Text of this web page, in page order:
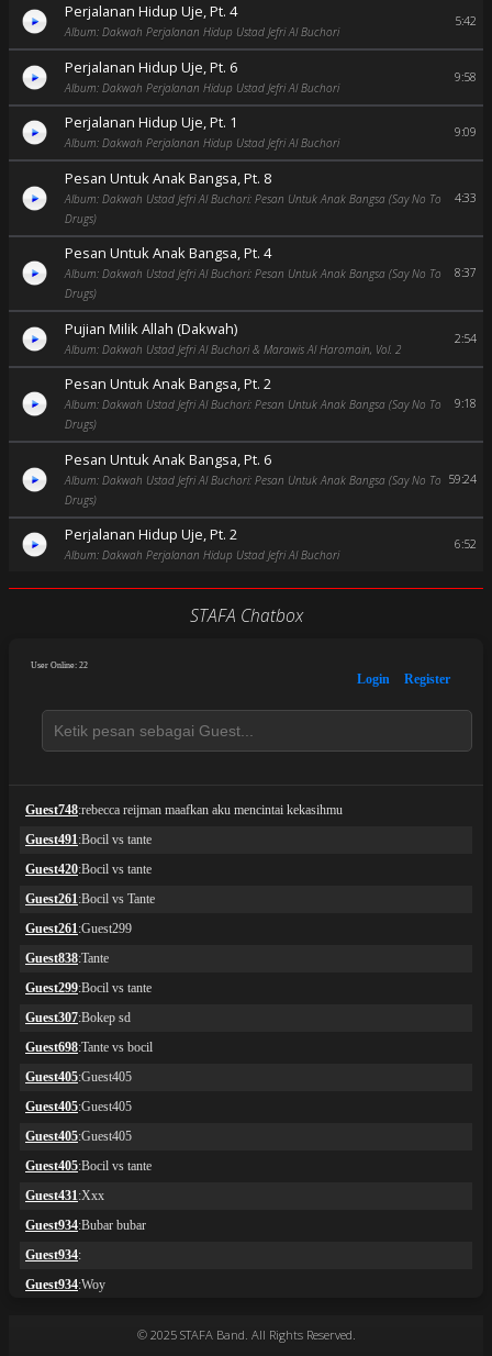
Perjalanan Hidup Uje, Pt. 4
Album: Dakwah Perjalanan Hidup Ustad Jefri Al Buchori
5:42
Perjalanan Hidup Uje, Pt. 6
Album: Dakwah Perjalanan Hidup Ustad Jefri Al Buchori
9:58
Perjalanan Hidup Uje, Pt. 1
Album: Dakwah Perjalanan Hidup Ustad Jefri Al Buchori
9:09
Pesan Untuk Anak Bangsa, Pt. 8
Album: Dakwah Ustad Jefri Al Buchori: Pesan Untuk Anak Bangsa (Say No To
Drugs)
4:33
Pesan Untuk Anak Bangsa, Pt. 4
Album: Dakwah Ustad Jefri Al Buchori: Pesan Untuk Anak Bangsa (Say No To
Drugs)
8:37
Pujian Milik Allah (Dakwah)
Album: Dakwah Ustad Jefri Al Buchori & Marawis Al Haromain, Vol. 2
2:54
Pesan Untuk Anak Bangsa, Pt. 2
Album: Dakwah Ustad Jefri Al Buchori: Pesan Untuk Anak Bangsa (Say No To
Drugs)
9:18
Pesan Untuk Anak Bangsa, Pt. 6
Album: Dakwah Ustad Jefri Al Buchori: Pesan Untuk Anak Bangsa (Say No To
Drugs)
59:24
Perjalanan Hidup Uje, Pt. 2
Album: Dakwah Perjalanan Hidup Ustad Jefri Al Buchori
6:52
STAFA Chatbox
© 2025 STAFA Band. All Rights Reserved.